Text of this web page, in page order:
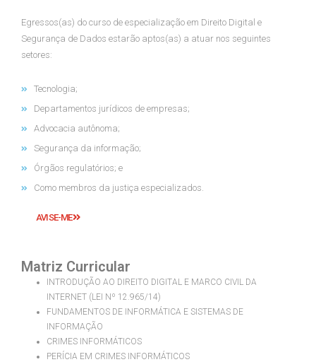
Egressos(as) do curso de especialização em Direito Digital e
Segurança de Dados estarão aptos(as) a atuar nos seguintes
setores:
Tecnologia;
Departamentos jurídicos de empresas;
Advocacia autônoma;
Segurança da informação;
Órgãos regulatórios; e
Como membros da justiça especializados.
AVISE-ME
Matriz Curricular
INTRODUÇÃO AO DIREITO DIGITAL E MARCO CIVIL DA
INTERNET (LEI Nº 12.965/14)
FUNDAMENTOS DE INFORMÁTICA E SISTEMAS DE
INFORMAÇÃO
CRIMES INFORMÁTICOS
PERÍCIA EM CRIMES INFORMÁTICOS